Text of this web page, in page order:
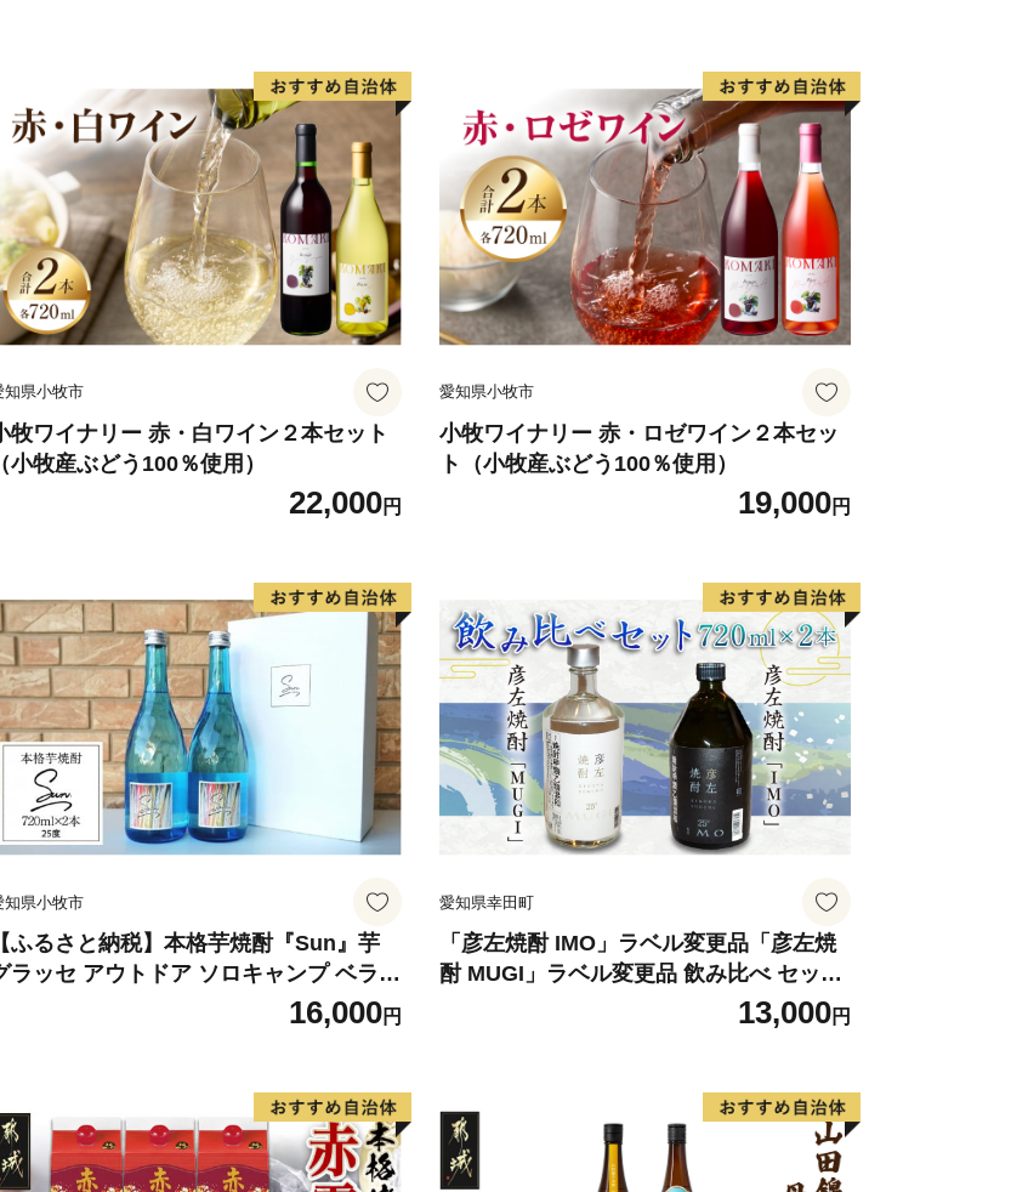
知県小牧市
牧ワイナリー 赤・白ワイン２本セット
（小牧産ぶどう100％使用）
22,000円
愛知県小牧市
小牧ワイナリー 赤・ロゼワイン２本セッ
ト（小牧産ぶどう100％使用）
19,000円
知県小牧市
【ふるさと納税】本格芋焼酎『Sun』芋
ラッセ アウトドア ソロキャンプ ベラン
16,000円
愛知県幸田町
「彦左焼酎 IMO」ラベル変更品「彦左焼
酎 MUGI」ラベル変更品 飲み比べ セット
合計2本 720ml×各1本 25度 焼酎 お酒 麦
13,000円